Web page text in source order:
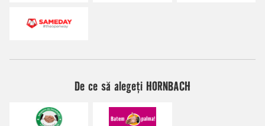
De ce să alegeți HORNBACH